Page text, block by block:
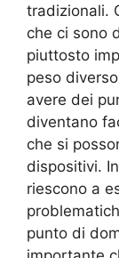
tradizionali.
che ci sono
piuttosto
peso
avere dei
diventano
che si
dispositivi.
riescono a
punto di